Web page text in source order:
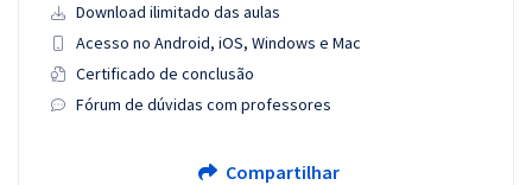
Download ilimitado das aulas
Acesso no Android, iOS, Windows e Mac
Certificado de conclusão
Fórum de dúvidas com professores
Compartilhar